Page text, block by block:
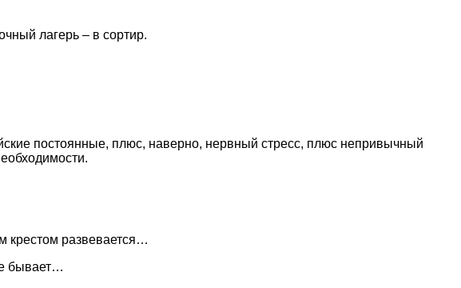
лагерь – в сортир.
постоянные, плюс, наверно, нервный стресс, плюс непривычный
крестом развевается…
бывает…